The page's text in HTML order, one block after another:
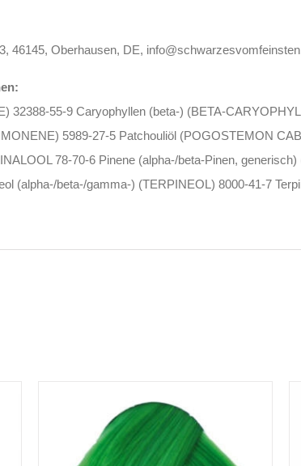
46145, Oberhausen, DE,
32388-55-9 Caryophyllen (beta-) (BETA-
5989-27-5 Patchouliöl (POGOSTEMON
78-70-6 Pinene (alpha-/beta-Pinen,
(alpha-/beta-/gamma-) (TERPINEOL) 8000-41-7